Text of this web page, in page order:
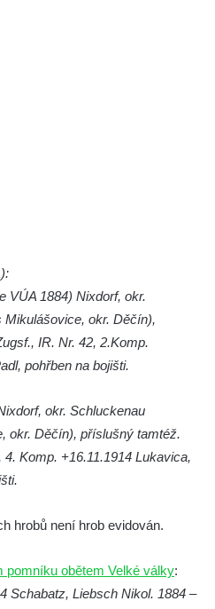
ve
ve Velešíně
na hřbitově
Velešíně
J. V.
války na
Velešíně
války v
války v Dolním
války v Plavu
VÚA 1884) Nixdorf, okr.
okr. Děčín),
IR. Nr. 42, 2.Komp.
pohřben na bojišti.
okr. Schluckenau
okr. Děčín), příslušný tamtéž.
Komp. +16.11.1914 Lukavica,
hrobů není hrob evidován.
pomníku obětem Velké války:
Schabatz, Liebsch Nikol. 1884 –